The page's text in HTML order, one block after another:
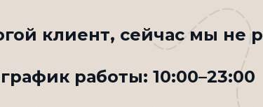
клиент, cейчас мы не
работы: 10:00–23:00